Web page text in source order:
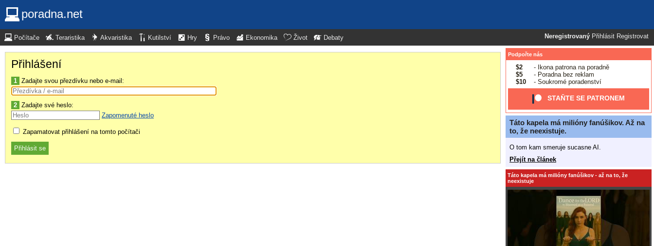
poradna.net
Neregistrovaný Přihlásit Registrovat
Počítače Teraristika Akvaristika Kutilství Hry Právo Ekonomika Život Debaty
Přihlášení
1 Zadajte svou přezdívku nebo e-mail:
2 Zadajte své heslo:
Zapomenuté heslo
Zapamatovat přihlášení na tomto počítači
Podpořte nás
$2
- Ikona patrona na poradně
$5
- Poradna bez reklam
$10
- Soukromé poradenství
STAŇTE SE PATRONEM
Táto kapela má milióny fanúšikov. Až na
to, že neexistuje.
O tom kam smeruje sucasne AI.
Přejít na článek
Táto kapela má milióny fanúšikov - až na to, že
neexistuje